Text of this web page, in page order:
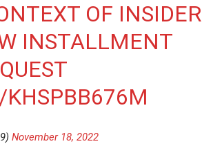
OF INSIDER
INSTALLMENT
November 18, 2022